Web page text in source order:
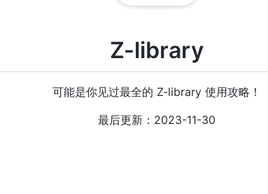
Z-library
可能是你见过最全的 Z-library 使用攻略！
最后更新：2023-11-30